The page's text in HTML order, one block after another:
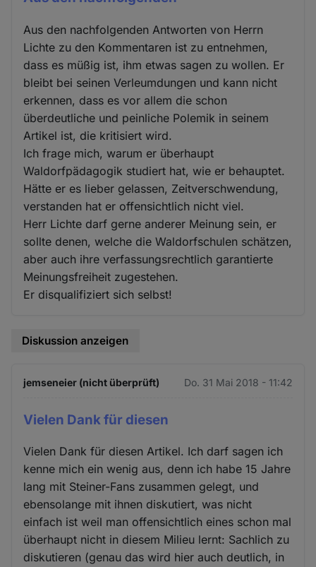
Aus den nachfolgenden Antworten von Herrn
Lichte zu den Kommentaren ist zu entnehmen,
dass es müßig ist, ihm etwas sagen zu wollen. Er
bleibt bei seinen Verleumdungen und kann nicht
erkennen, dass es vor allem die schon
überdeutliche und peinliche Polemik in seinem
Artikel ist, die kritisiert wird.
Ich frage mich, warum er überhaupt
Waldorfpädagogik studiert hat, wie er behauptet.
Hätte er es lieber gelassen, Zeitverschwendung,
verstanden hat er offensichtlich nicht viel.
Herr Lichte darf gerne anderer Meinung sein, er
sollte denen, welche die Waldorfschulen schätzen,
aber auch ihre verfassungsrechtlich garantierte
Meinungsfreiheit zugestehen.
Er disqualifiziert sich selbst!
Diskussion anzeigen
jemseneier (nicht überprüft) Do. 31 Mai 2018 - 11:42
Vielen Dank für diesen
Vielen Dank für diesen Artikel. Ich darf sagen ich
kenne mich ein wenig aus, denn ich habe 15 Jahre
lang mit Steiner-Fans zusammen gelegt, und
ebensolange mit ihnen diskutiert, was nicht
einfach ist weil man offensichtlich eines schon mal
überhaupt nicht in diesem Milieu lernt: Sachlich zu
diskutieren (genau das wird hier auch deutlich, in